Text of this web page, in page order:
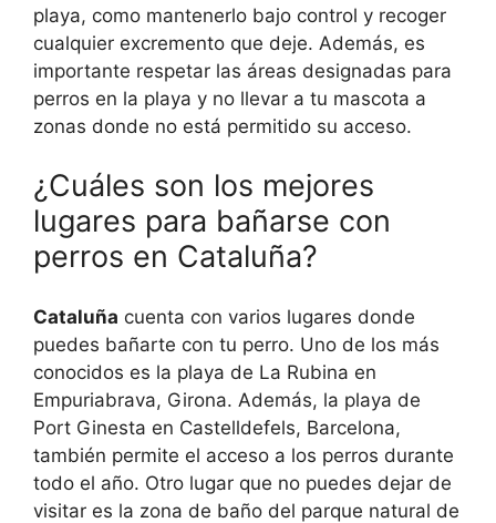
playa, como mantenerlo bajo control y recoger
cualquier excremento que deje. Además, es
importante respetar las áreas designadas para
perros en la playa y no llevar a tu mascota a
zonas donde no está permitido su acceso.
¿Cuáles son los mejores
lugares para bañarse con
perros en Cataluña?
Cataluña cuenta con varios lugares donde
puedes bañarte con tu perro. Uno de los más
conocidos es la playa de La Rubina en
Empuriabrava, Girona. Además, la playa de
Port Ginesta en Castelldefels, Barcelona,
también permite el acceso a los perros durante
todo el año. Otro lugar que no puedes dejar de
visitar es la zona de baño del parque natural de